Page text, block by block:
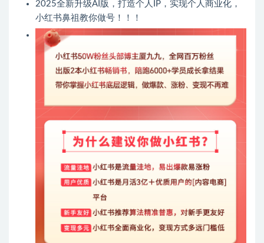
2025全新升级AI版，打造个人IP，实现个人商业化，
小红书鼻祖教你做号！！！